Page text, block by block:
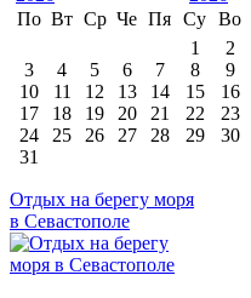
По Вт Ср Че Пя Су Во
1
2
3
4 5 6 7 8
9
10
11 12 13 14 15
16
17
18 19 20 21 22
23
24
25 26 27 28 29
30
31
Отдых на берегу моря
в Севастополе